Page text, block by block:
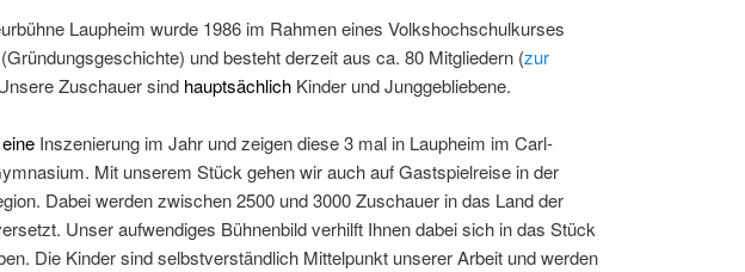
Laupheim wurde 1986 im Rahmen eines Volkshochschulkurses
und besteht derzeit aus ca. 80 Mitgliedern (zur
Zuschauer sind hauptsächlichKinder und Junggebliebene.
Inszenierung im Jahr und zeigen diese 3 mal in Laupheim im Carl-
Mit unserem Stück gehen wir auch auf Gastspielreise in der
Dabei werden zwischen 2500 und 3000 Zuschauer in das Land der
Unser aufwendiges Bühnenbild verhilft Ihnen dabei sich in das Stück
Die Kinder sind selbstverständlich Mittelpunkt unserer Arbeit und werden